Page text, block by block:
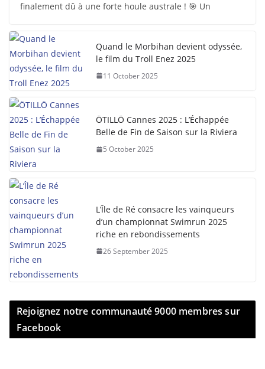
finalement dû à une forte houle australe ! 🎯 Un
Quand le Morbihan devient odyssée,
le film du Troll Enez 2025
11 October 2025
ÖTILLÖ Cannes 2025 : L’Échappée
Belle de Fin de Saison sur la Riviera
5 October 2025
L’Île de Ré consacre les vainqueurs
d’un championnat Swimrun 2025
riche en rebondissements
26 September 2025
Rejoignez notre communauté 9000 membres sur
Facebook